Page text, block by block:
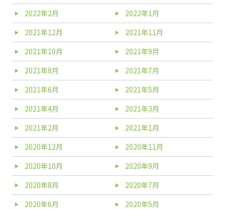
2022年2月
2022年1月
2021年12月
2021年11月
2021年10月
2021年9月
2021年8月
2021年7月
2021年6月
2021年5月
2021年4月
2021年3月
2021年2月
2021年1月
2020年12月
2020年11月
2020年10月
2020年9月
2020年8月
2020年7月
2020年6月
2020年5月